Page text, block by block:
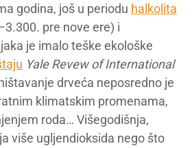
godina, još u periodu halkolita
pre nove ere) i
je imalo teške ekološke
Yale Revew of International
drveća neposredno je
klimatskim promenama,
roda… Višegodišnja,
više ugljendioksida nego što